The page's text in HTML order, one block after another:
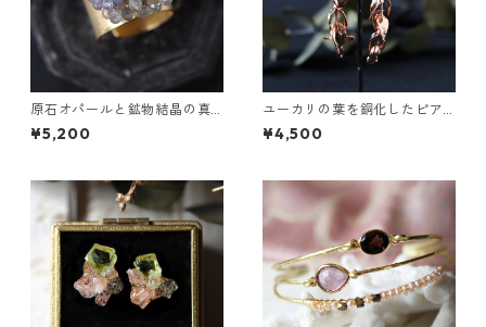
原石オパールと鉱物結晶の真
鍮幅広イヤーカフ
¥5,200
ユーカリの葉を銅化したピア
ス
¥4,500